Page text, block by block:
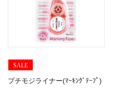
SALE
プチモジライナー(ﾏｰｷﾝｸﾞﾃｰﾌﾟ)